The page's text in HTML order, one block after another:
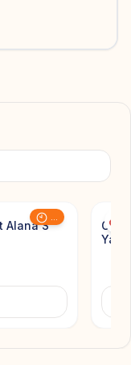
...
Add to
Alana S